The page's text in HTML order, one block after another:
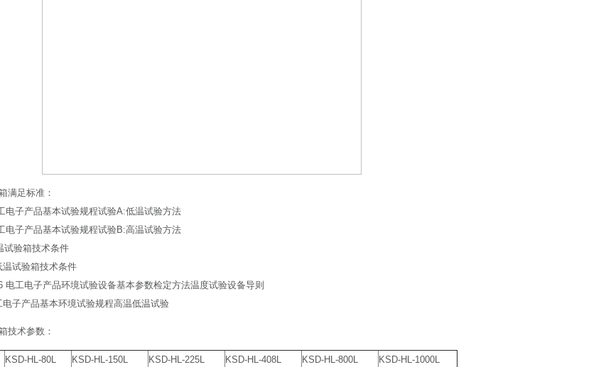
满足标准：
电子产品基本试验规程试验A:低温试验方法
电子产品基本试验规程试验B:高温试验方法
试验箱技术条件
温试验箱技术条件
电工电子产品环境试验设备基本参数检定方法温度试验设备导则
电子产品基本环境试验规程高温低温试验
技术参数：
KSD-HL-80L KSD-HL-150L KSD-HL-225L KSD-HL-408L KSD-HL-800L
KSD-HL-1000L